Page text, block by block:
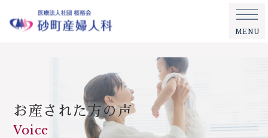
MENU
お産された方の声
Voice